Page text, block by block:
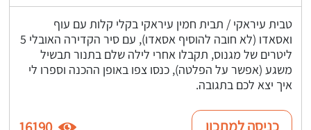
טבית עיראקי / תבית חמין עיראקי בקלי קלות עם עוף
ואסאדו (לא חובה להוסיף אסאדו), עם סיר הקדירה האובלי 5
ליטרים של מגנוס, תקבלו אחרי לילה שלם בתנור תבשיל
משגע (אפשר על הפלטה), כנסו צפו באופן ההכנה וספרו לי
איך יצא לכם בתגובה.
כניסה למתכון